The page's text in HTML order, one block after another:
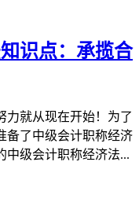
识点：承揽合
力就从现在开始！为了
备了中级会计职称经济
中级会计职称经济法...